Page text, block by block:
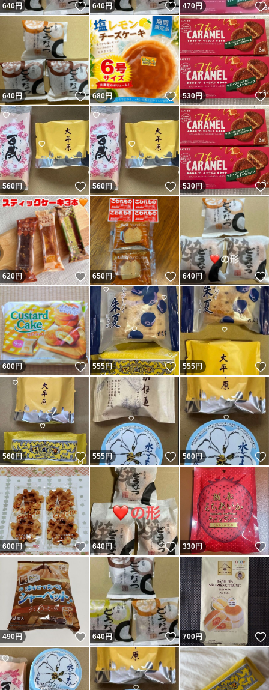
640円 いいね！
640円 いいね！
470円
640円 いいね！
680円 いいね！
530円
560円 いいね！
560円 いいね！
530円
620円 いいね！
650円 いいね！
640円
600円 いいね！
555円 いいね！
555円
560円 いいね！
555円 いいね！
560円
600円 いいね！
640円 いいね！
330円
490円 いいね！
640円 いいね！
700円